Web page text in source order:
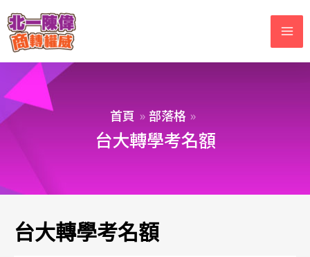
首頁 部落格
台大轉學考名額
台大轉學考名額